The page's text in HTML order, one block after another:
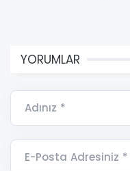
YORUMLAR
Adınız *
E-Posta Adresiniz *